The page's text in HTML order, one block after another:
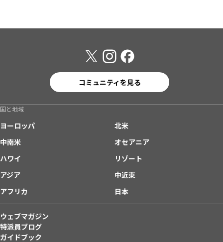
コミュニティを見る
国と地域
ヨーロッパ
北米
中南米
オセアニア
ハワイ
リゾート
アジア
中近東
アフリカ
日本
ウェブマガジン
特派員ブログ
ガイドブック